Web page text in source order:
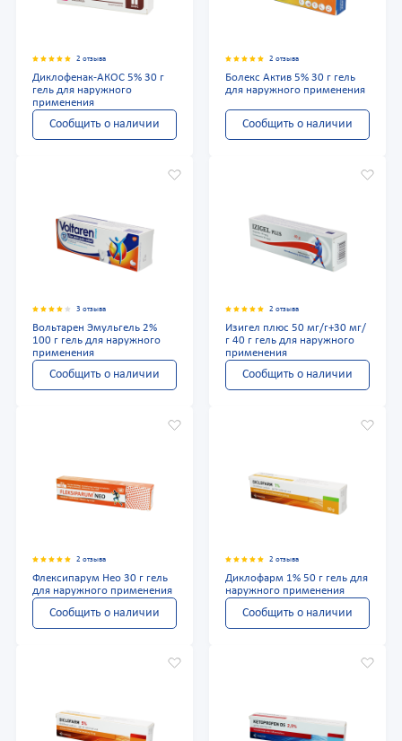
2 отзыва
Диклофенак-АКОС 5% 30 г
гель для наружного
применения
Сообщить о наличии
2 отзыва
Болекс Актив 5% 30 г гель
для наружного применения
Сообщить о наличии
3 отзыва
Вольтарен Эмульгель 2%
100 г гель для наружного
применения
Сообщить о наличии
2 отзыва
Изигел плюс 50 мг/г+30 мг/
г 40 г гель для наружного
применения
Сообщить о наличии
2 отзыва
Флексипарум Нео 30 г гель
для наружного применения
Сообщить о наличии
2 отзыва
Диклофарм 1% 50 г гель для
наружного применения
Сообщить о наличии